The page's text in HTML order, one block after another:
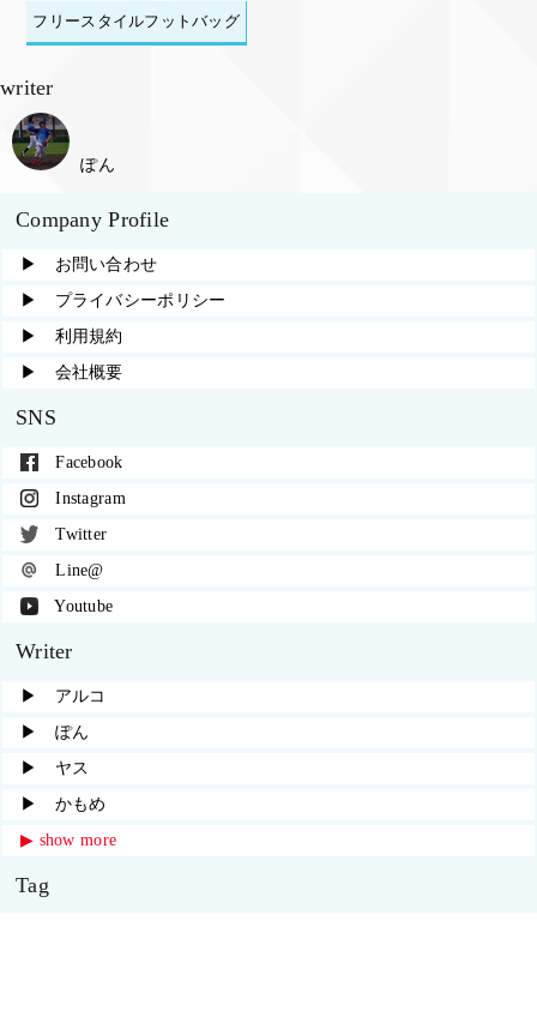
フリースタイルフットバッグ
writer
ぽん
Company Profile
▶︎ お問い合わせ
▶︎ プライバシーポリシー
▶︎ 利用規約
▶︎ 会社概要
SNS
Facebook
Instagram
Twitter
Line@
Youtube
Writer
▶︎ アルコ
▶︎ ぽん
▶︎ ヤス
▶︎ かもめ
▶︎ show more
Tag